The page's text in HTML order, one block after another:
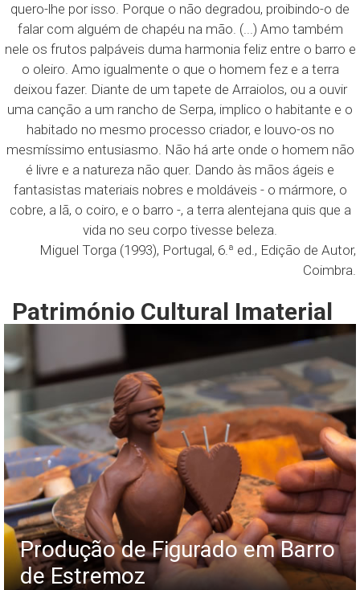
quero-lhe por isso. Porque o não degradou, proibindo-o de
falar com alguém de chapéu na mão. (...) Amo também
nele os frutos palpáveis duma harmonia feliz entre o barro e
o oleiro. Amo igualmente o que o homem fez e a terra
deixou fazer. Diante de um tapete de Arraiolos, ou a ouvir
uma canção a um rancho de Serpa, implico o habitante e o
habitado no mesmo processo criador, e louvo-os no
mesmíssimo entusiasmo. Não há arte onde o homem não
é livre e a natureza não quer. Dando às mãos ágeis e
fantasistas materiais nobres e moldáveis - o mármore, o
cobre, a lã, o coiro, e o barro -, a terra alentejana quis que a
vida no seu corpo tivesse beleza.
Miguel Torga (1993), Portugal, 6.ª ed., Edição de Autor,
Coimbra.
Património Cultural Imaterial
Produção de Figurado em Barro
de Estremoz